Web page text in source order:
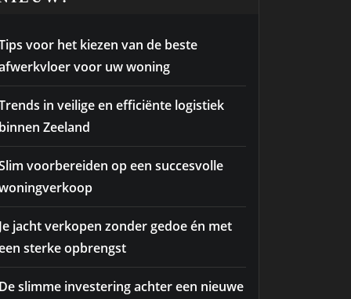
voor het kiezen van de beste
voor uw woning
in veilige en efficiënte logistiek
Zeeland
voorbereiden op een succesvolle
jacht verkopen zonder gedoe én met
sterke opbrengst
slimme investering achter een nieuwe